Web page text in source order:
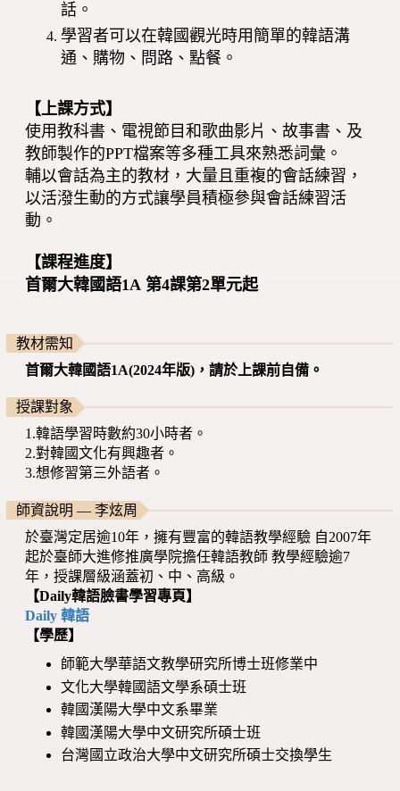
話。
學習者可以在韓國觀光時用簡單的韓語溝
通、購物、問路、點餐。
【上課方式】
使用教科書、電視節目和歌曲影片、故事書、及
教師製作的PPT檔案等多種工具來熟悉詞彙。
輔以會話為主的教材，大量且重複的會話練習，
以活潑生動的方式讓學員積極參與會話練習活
動。
【 課程進度】
首爾大韓國語1A 第4課第2單元起
教材需知
首爾大韓國語1A(2024年版)，請於上課前自備。
授課對象
1.韓語學習時數約30小時者。
2.對韓國文化有興趣者。
3.想修習第三外語者。
師資說明 — 李炫周
於臺灣定居逾10年，擁有豐富的韓語教學經驗 自2007年
起於臺師大進修推廣學院擔任韓語教師 教學經驗逾7
年，授課層級涵蓋初、中、高級。
【Daily韓語臉書學習專頁】
Daily 韓語
【學歷】
師範大學華語文教學研究所博士班修業中
文化大學韓國語文學系碩士班
韓國漢陽大學中文系畢業
韓國漢陽大學中文研究所碩士班
台灣國立政治大學中文研究所碩士交換學生